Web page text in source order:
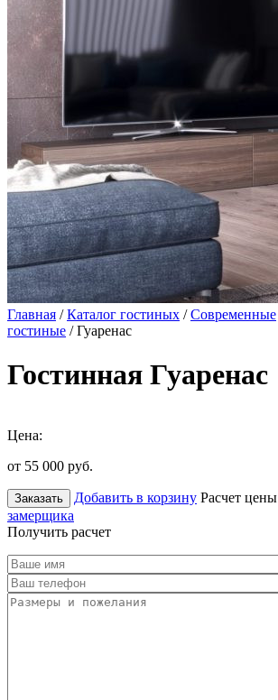
Главная /Каталог гостиных /Современные
гостиные / Гуаренас
Гостинная Гуаренас
Цена:
от 55 000 руб.
Заказать Добавить в корзину Расчет цены
замерщика
Получить расчет